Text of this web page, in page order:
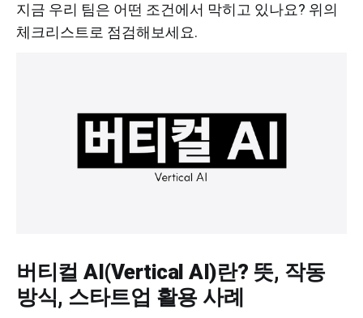
지금 우리 팀은 어떤 조건에서 막히고 있나요? 위의
체크리스트로 점검해보세요.
버티컬 AI(Vertical AI)란? 뜻, 작동
방식, 스타트업 활용 사례